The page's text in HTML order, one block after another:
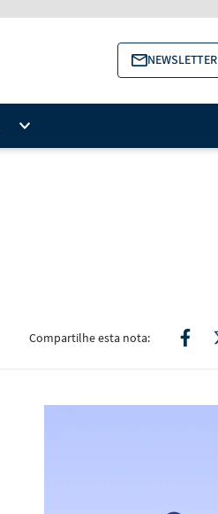
NEWSLETTER
Compartilhe esta nota: